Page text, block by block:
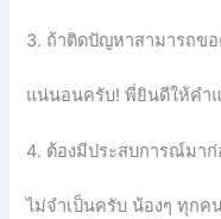
3. ถ้าติดปัญหาสามารถข
แน่นอนครับ! พี่ยินดีให้คำ
4. ต้องมีประสบการณ์มาก่
ไม่จำเป็นครับ น้องๆ ทุกค